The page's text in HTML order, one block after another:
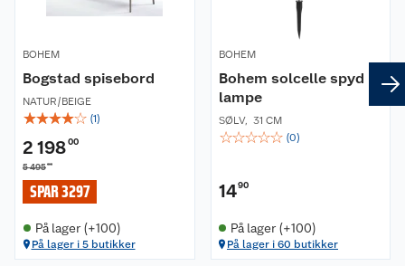
BOHEM
Bogstad spisebord
NATUR/BEIGE
☆☆☆☆☆ (1)
2 19800
5 49500
SPAR 3297
På lager (+100)
På lager i 5 butikker
BOHEM
Bohem solcelle spyd
lampe
SØLV, 31 CM
☆☆☆☆☆ (0)
1490
På lager (+100)
På lager i 60 butikker